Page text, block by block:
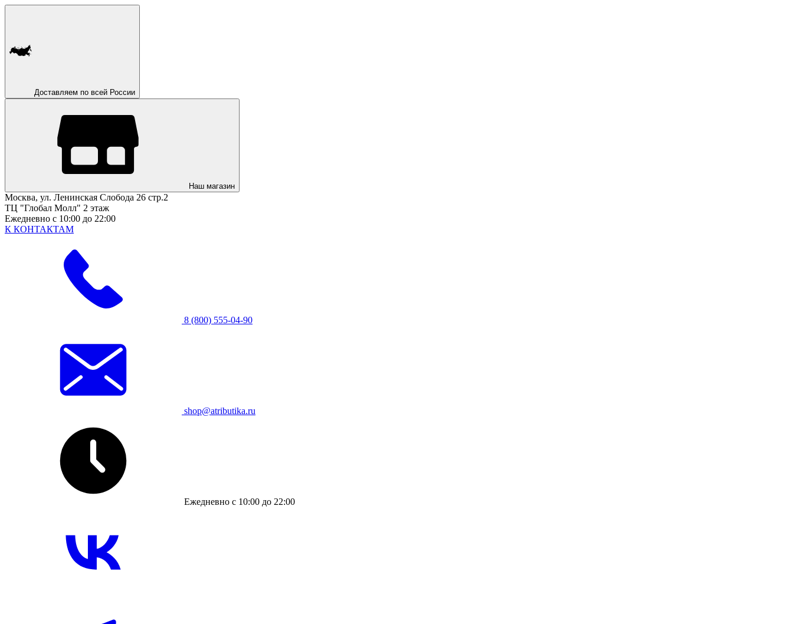
Доставляем по всей России
Наш магазин
Москва, ул. Ленинская Слобода 26 стр.2
ТЦ "Глобал Молл" 2 этаж
Ежедневно с 10:00 до 22:00
К КОНТАКТАМ
8 (800) 555-04-90
shop@atributika.ru
Ежедневно с 10:00 до 22:00